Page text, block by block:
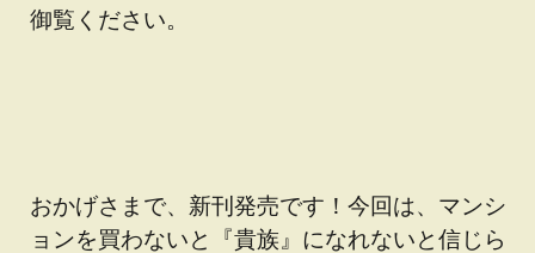
御覧ください。
おかげさまで、新刊発売です！今回は、マンシ
ョンを買わないと『貴族』になれないと信じら